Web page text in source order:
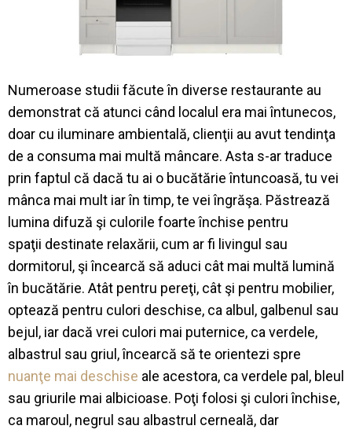
Numeroase studii făcute în diverse restaurante au
demonstrat că atunci când localul era mai întunecos,
doar cu iluminare ambiental ă, clienţii au avuttendinţa
de a consuma mai multă mâncare. Asta s-artraduce
prin faptul că dacă tu ai o bucătărieîntuncoasă,tu vei
mânca mai mult iarîn timp,te vei îngrăşa. Păstrează
lumina difuză şi culorile foarte închise pentru
spaţii destinate relaxării, cum arfi livingul sau
dormitorul , şi încearcă să aduci cât mai multă lumină
în bucătărie. Atât pentru pereţi, cât şi pentru mobilier,
optează pentru culori deschise, ca albul , galbenul sau
bejul , iar dacă vrei culori mai puternice, ca verdele,
albastrul sau griul ,încearcă să te orientezi spre
nuanţe mai deschise ale acestora, ca verdele pal, bleul
sau griurile mai albicioase. Poţi folosi şi culori închise,
ca maroul , negrul sau albastrul cerneal ă, dar